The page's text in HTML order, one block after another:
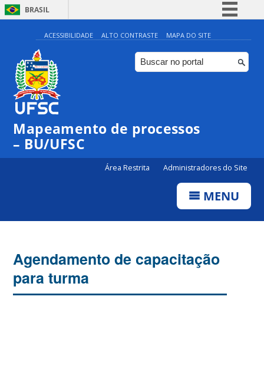
BRASIL
Simplifique!
Comunica BR
Participe
Canais
ACESSIBILIDADE ALTO CONTRASTE MAPA DO SITE
Mapeamento de processos
– BU/UFSC
Área Restrita Administradores do Site
MENU
Agendamento de capacitação
para turma